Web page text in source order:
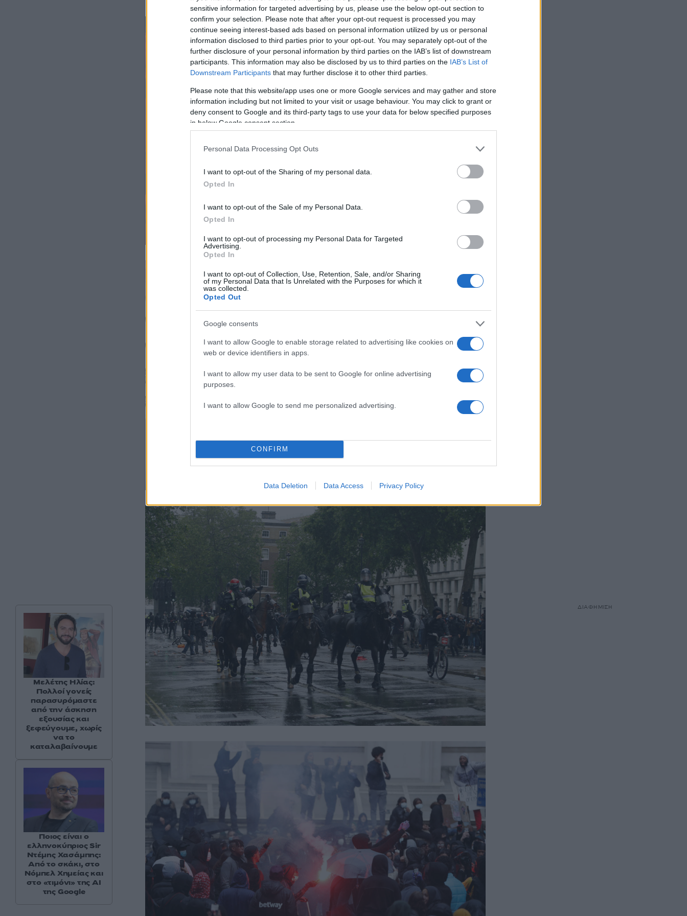
sensitive information for targeted advertising by us, please use the below opt-out section to
confirm your selection. Please note that after your opt-out request is processed you may
continue seeing interest-based ads based on personal information utilized by us or personal
information disclosed to third parties prior to your opt-out. You may separately opt-out of the
further disclosure of your personal information by third parties on the IAB’s list of downstream
participants. This information may also be disclosed by us to third parties on the IAB’s List of
Downstream Participants that may further disclose it to other third parties.
Please note that this website/app uses one or more Google services and may gather and store
information including but not limited to your visit or usage behaviour. You may click to grant or
deny consent to Google and its third-party tags to use your data for below specified purposes
in below Google consent section.
Personal Data Processing Opt Outs
I want to opt-out of the Sharing of my personal data.
Opted In
I want to opt-out of the Sale of my Personal Data.
Opted In
I want to opt-out of processing my Personal Data for Targeted
Advertising.
Opted In
I want to opt-out of Collection, Use, Retention, Sale, and/or Sharing
of my Personal Data that Is Unrelated with the Purposes for which it
was collected.
Opted Out
Google consents
I want to allow Google to enable storage related to advertising like cookies on
web or device identifiers in apps.
I want to allow my user data to be sent to Google for online advertising
purposes.
I want to allow Google to send me personalized advertising.
CONFIRM
Data Deletion Data Access Privacy Policy
Μελέτης Ηλίας:
Πολλοί γονείς
παρασυρόμαστε
από την άσκηση
εξουσίας και
ξεφεύγουμε, χωρίς
να το
καταλαβαίνουμε
Ποιος είναι ο
ελληνοκύπριος Sir
Ντέμης Χασάμπης:
Από το σκάκι, στο
Νόμπελ Χημείας και
στο «τιμόνι» της AI
της Google
ΔΙΑΦΗΜΙΣΗ